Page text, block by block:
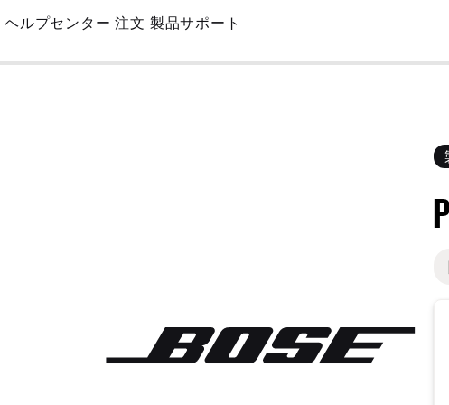
Skip
Main
ヘルプセンター 注文 製品サポート